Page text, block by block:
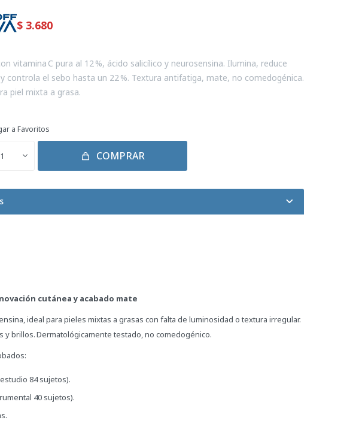
$ 3.680
vitamina C pura al 12 %, ácido salicílico y neurosensina. Ilumina, reduce
controla el sebo hasta un 22 %. Textura antifatiga, mate, no comedogénica.
piel mixta a grasa.
1 COMPRAR
cutánea y acabado mate
ideal para pieles mixtas a grasas con falta de luminosidad o textura irregular.
brillos. Dermatológicamente testado, no comedogénico.
84 sujetos).
40 sujetos).